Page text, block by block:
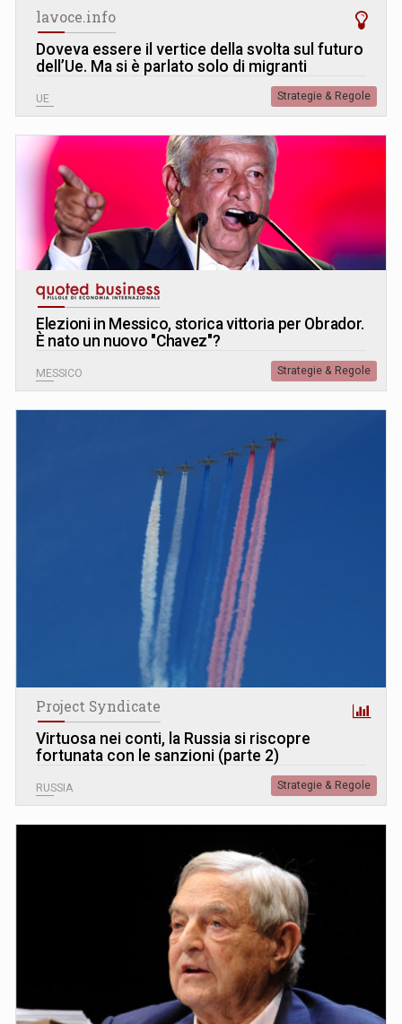
lavoce.info
Doveva essere il vertice della svolta sul futuro
dell’Ue. Ma si è parlato solo di migranti
UE Strategie & Regole
Elezioni in Messico, storica vittoria per Obrador.
È nato un nuovo "Chavez"?
MESSICO Strategie & Regole
Project Syndicate
Virtuosa nei conti, la Russia si riscopre
fortunata con le sanzioni (parte 2)
RUSSIA Strategie & Regole